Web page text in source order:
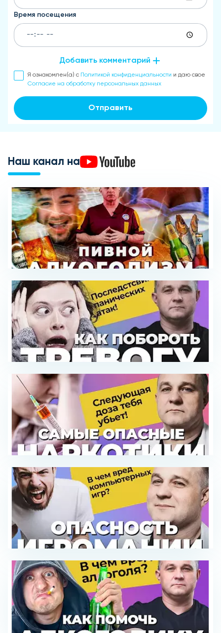
Время посещения
Добавить комментарий
Я ознакомлен(а) с Политикой конфиденциальности и даю свое
Согласие на обработку персональных данных
Отправить
Наш канал на